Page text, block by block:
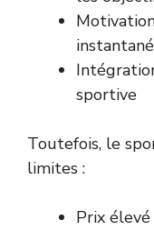
instantané
sportive
Toutefois, le
limites :
Prix